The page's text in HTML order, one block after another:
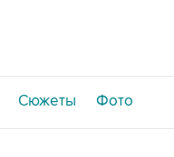
Сюжеты Фото